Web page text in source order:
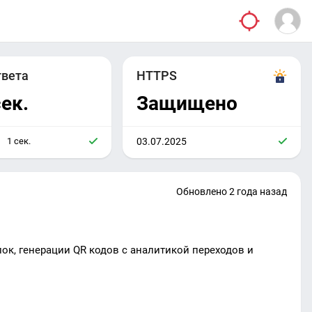
1 сек.
HTTPS
Защищено
03.07.2025
Обновлено 2 года назад
генерации QR кодов с аналитикой переходов и